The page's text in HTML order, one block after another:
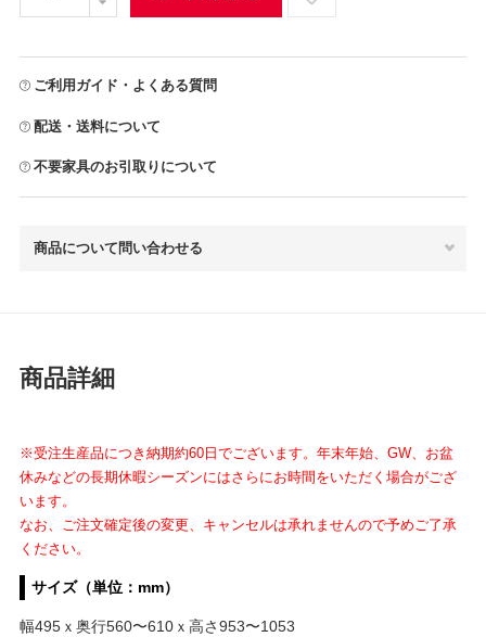
ご利用ガイド・よくある質問
配送・送料について
不要家具のお引取りについて
商品について問い合わせる
商品詳細
※受注生産品につき納期約60日でございます。年末年始、GW、お盆
休みなどの長期休暇シーズンにはさらにお時間をいただく場合がござ
います。
なお、ご注文確定後の変更、キャンセルは承れませんので予めご了承
ください。
サイズ（単位：mm）
幅495ｘ奥行560〜610ｘ高さ953〜1053